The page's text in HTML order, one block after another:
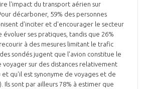
l'impact du transport aérien sur
décarboner, 59% des personnes
d'inciter et d'encourager le secteur
évoluer ses pratiques, tandis que 26%
à des mesures limitant le trafic
sondés jugent que l'avion constitue le
voyager sur des distances relativement
et qu'il est synonyme de voyages et de
Ils sont par ailleurs 78% à estimer que